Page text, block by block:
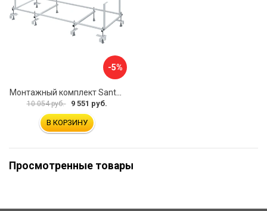
-5%
10 054 руб. 9 551 руб.
В КОРЗИНУ
Просмотренные товары